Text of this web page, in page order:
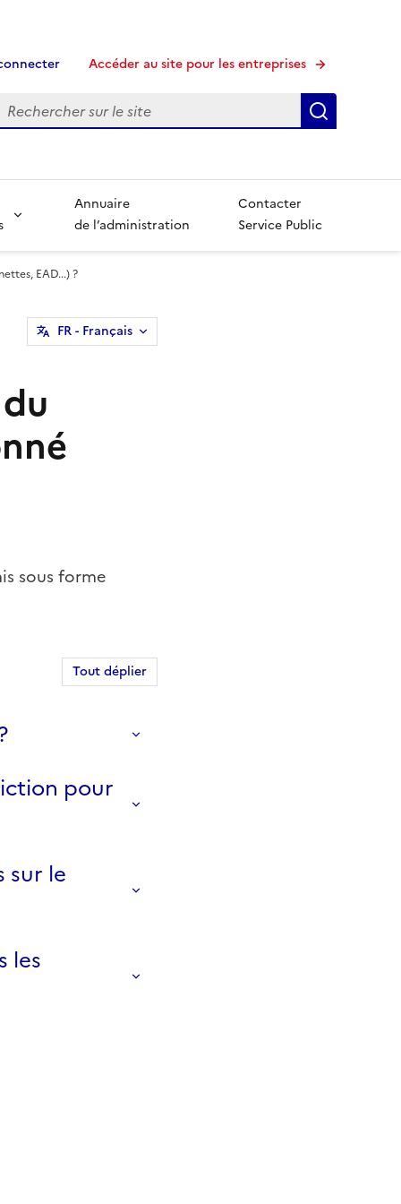
Accéder au site pour les entreprises
Annuaire
de l’administration
Contacter
Service Public
EAD...) ?
FR- Français
sous forme
Tout déplier
pour
sur le
les